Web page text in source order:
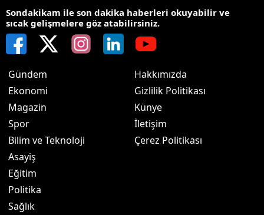
Sondakikam ile son dakika haberleri okuyabilir ve
sıcak gelişmelere göz atabilirsiniz.
Gündem
Ekonomi
Magazin
Spor
Bilim ve Teknoloji
Asayiş
Eğitim
Politika
Sağlık
Hakkımızda
Gizlilik Politikası
Künye
İletişim
Çerez Politikası